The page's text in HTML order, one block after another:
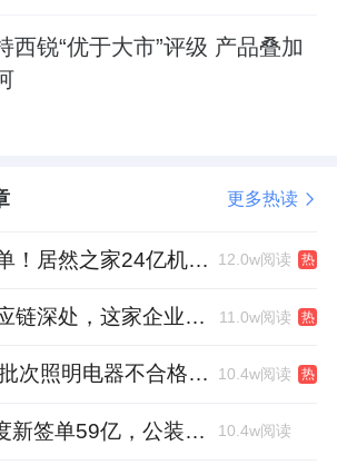
西锐“优于大市”评级 产品叠加
更多热读
家居卖场首单！居然之家24亿机构间REITs获深交所无异议函 12.0w阅读 热
藏在家居供应链深处，这家企业正在悄悄转型 11.0w阅读 热
重庆抽检44批次照明电器不合格，木林森全资子公司被点名 10.4w阅读 热
金螳螂二季度新签单59亿，公装业务贡献逾八成 10.4w阅读